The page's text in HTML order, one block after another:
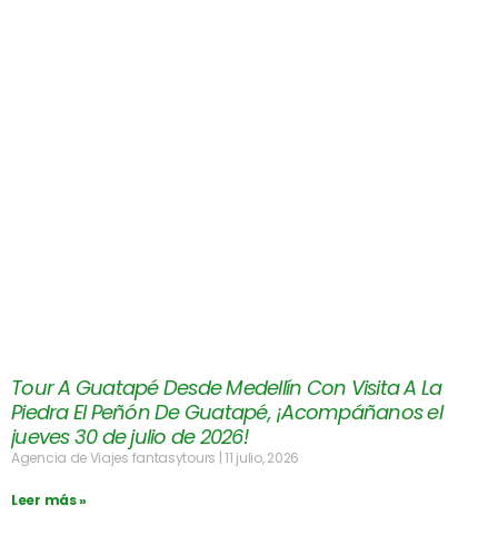
Tour A Guatapé Desde Medellín Con Visita A La
Piedra El Peñón De Guatapé, ¡Acompáñanos el
jueves 30 de julio de 2026!
Agencia de Viajes fantasytours 11 julio, 2026
Leer más »